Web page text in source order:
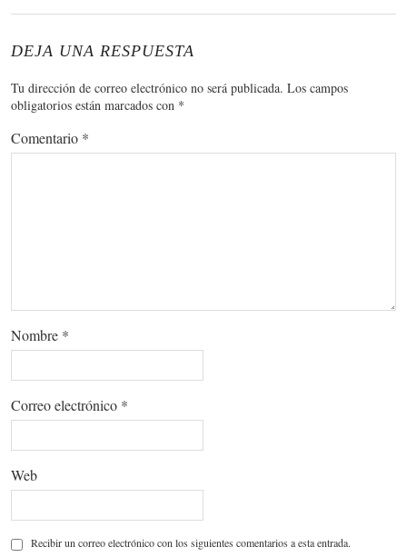
DEJA UNA RESPUESTA
Tu dirección de correo electrónico no será publicada. Los campos
obligatorios están marcados con *
Comentario *
Nombre *
Correo electrónico *
Web
Recibir un correo electrónico con los siguientes comentarios a esta entrada.